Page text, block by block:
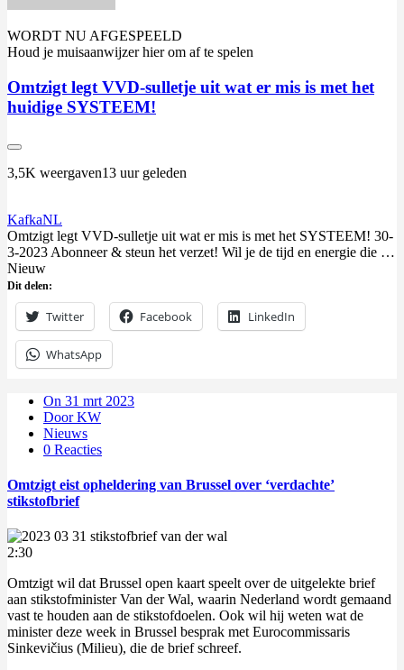
WORDT NU AFGESPEELD
Houd je muisaanwijzer hier om af te spelen
Omtzigt legt VVD-sulletje uit wat er mis is met het
huidige SYSTEEM!
3,5K weergaven13 uur geleden
KafkaNL
Omtzigt legt VVD-sulletje uit wat er mis is met het SYSTEEM! 30-
3-2023 Abonneer & steun het verzet! Wil je de tijd en energie die …
Nieuw
Dit delen:
Twitter Facebook LinkedIn
WhatsApp
On 31 mrt 2023
Door KW
Nieuws
0 Reacties
Omtzigt eist opheldering van Brussel over ‘verdachte’
stikstofbrief
2:30
Omtzigt wil dat Brussel open kaart speelt over de uitgelekte brief
aan stikstofminister Van der Wal, waarin Nederland wordt gemaand
vast te houden aan de stikstofdoelen. Ook wil hij weten wat de
minister deze week in Brussel besprak met Eurocommissaris
Sinkevičius (Milieu), die de brief schreef.